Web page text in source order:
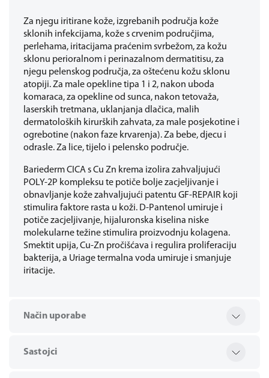
Za njegu iritirane kože, izgrebanih područja kože
sklonih infekcijama, kože s crvenim područjima,
perlehama, iritacijama praćenim svrbežom, za kožu
sklonu perioralnom i perinazalnom dermatitisu, za
njegu pelenskog područja, za oštećenu kožu sklonu
atopiji. Za male opekline tipa 1 i 2, nakon uboda
komaraca, za opekline od sunca, nakon tetovaža,
laserskih tretmana, uklanjanja dlačica, malih
dermatoloških kirurških zahvata, za male posjekotine i
ogrebotine (nakon faze krvarenja). Za bebe, djecu i
odrasle. Za lice, tijelo i pelensko područje.
Bariederm CICA s Cu Zn krema izolira zahvaljujući
POLY-2P kompleksu te potiče bolje zacjeljivanje i
obnavljanje kože zahvaljujući patentu GF-REPAIR koji
stimulira faktore rasta u koži. D-Pantenol umiruje i
potiče zacjeljivanje, hijaluronska kiselina niske
molekularne težine stimulira proizvodnju kolagena.
Smektit upija, Cu-Zn pročišćava i regulira proliferaciju
bakterija, a Uriage termalna voda umiruje i smanjuje
iritacije.
Način uporabe
Sastojci